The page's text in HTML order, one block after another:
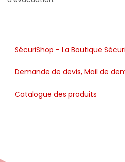
SécuriShop - La Boutique
Demande de devis, Mail de
Catalogue des produits